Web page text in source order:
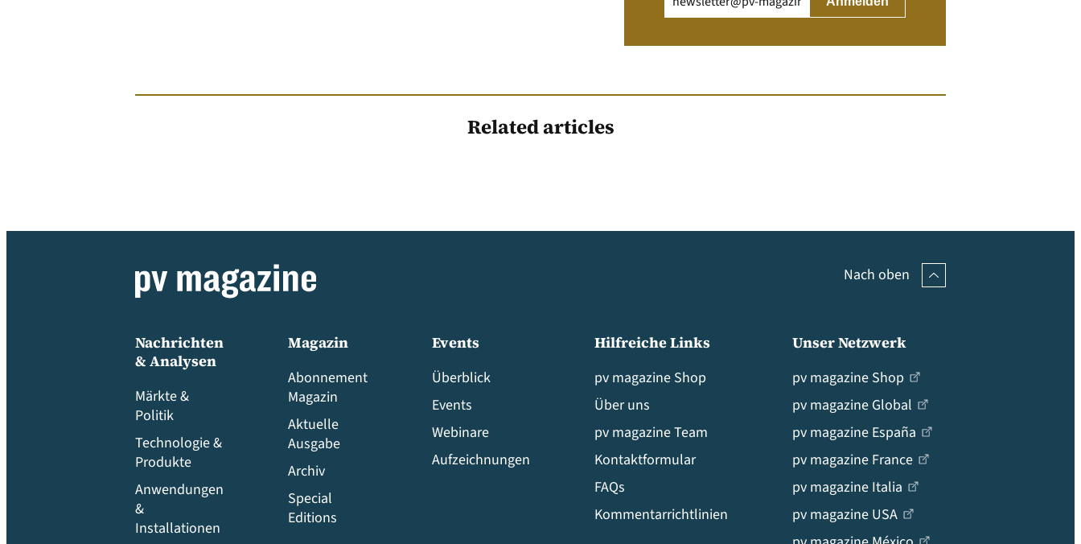
Related articles
Nach oben
Nachrichten
& Analysen
Märkte &
Politik
Technologie &
Produkte
Anwendungen
&
Installationen
Magazin
Abonnement
Magazin
Aktuelle
Ausgabe
Archiv
Special
Editions
Events
Überblick
Events
Webinare
Aufzeichnungen
Hilfreiche Links
pv magazine Shop
Über uns
pv magazine Team
Kontaktformular
FAQs
Kommentarrichtlinien
Unser Netzwerk
pv magazine Shop
pv magazine Global
pv magazine España
pv magazine France
pv magazine Italia
pv magazine USA